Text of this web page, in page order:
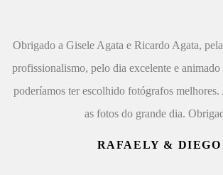
Obrigado a Gisele Agata e Ricardo Agata,
profissionalismo, pelo dia excelente e animado
poderíamos ter escolhido fotógrafos melhores.
as fotos do grande dia.
RAFAELY & DIEGO